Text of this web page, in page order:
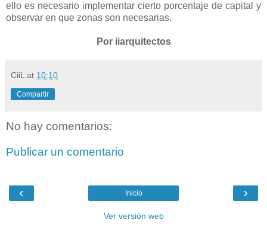
ello es necesario implementar cierto porcentaje de capital y
observar en que zonas son necesarias.
Por iiarquitectos
CiiL at 10:10
Compartir
No hay comentarios:
Publicar un comentario
‹ ›
Inicio
Ver versión web